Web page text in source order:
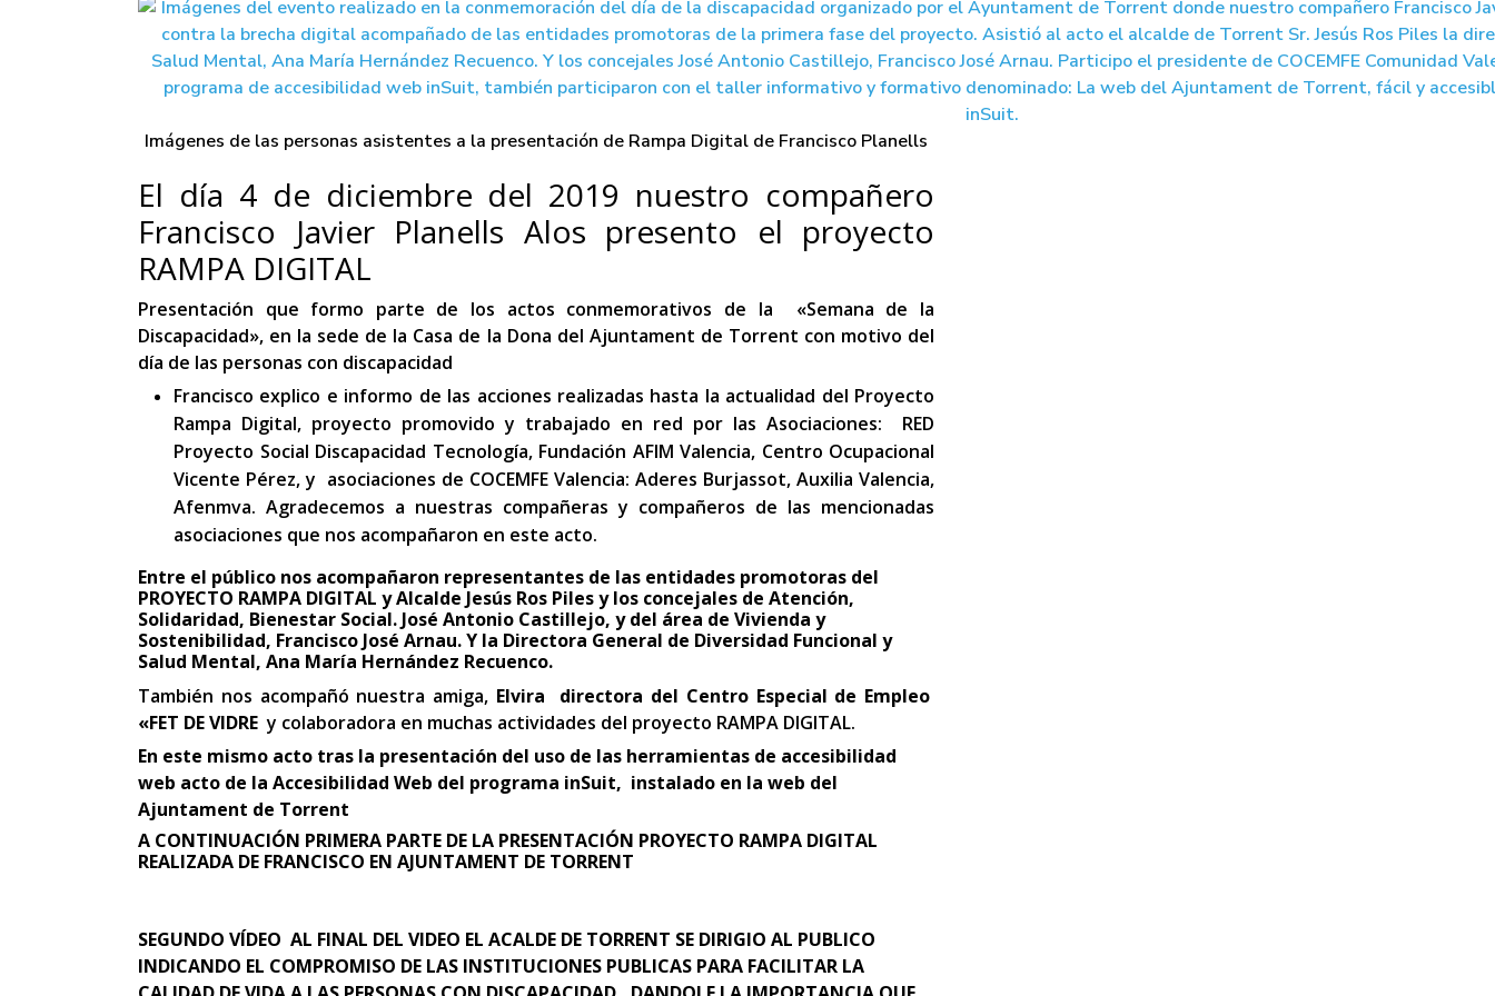
Imágenes de las personas asistentes a la presentación de Rampa Digital de Francisco Planells
El día 4 de diciembre del 2019 nuestro compañero
Francisco Javier Planells Alos presento el proyecto
RAMPA DIGITAL
Presentación que formo parte de los actos conmemorativos de la «Semana de la
Discapacidad», en la sede de la Casa de la Dona del Ajuntament de Torrent con motivo del
día de las personas con discapacidad
Francisco explico e informo de las acciones realizadas hasta la actualidad del Proyecto
Rampa Digital, proyecto promovido y trabajado en red por las Asociaciones: RED
Proyecto Social Discapacidad Tecnología, Fundación AFIM Valencia, Centro Ocupacional
Vicente Pérez, y asociaciones de COCEMFE Valencia: Aderes Burjassot, Auxilia Valencia,
Afenmva. Agradecemos a nuestras compañeras y compañeros de las mencionadas
asociaciones que nos acompañaron en este acto.
Entre el público nos acompañaron representantes de las entidades promotoras del
PROYECTO RAMPA DIGITAL y Alcalde Jesús Ros Piles y los concejales de Atención,
Solidaridad, Bienestar Social. José Antonio Castillejo, y del área de Vivienda y
Sostenibilidad, Francisco José Arnau. Y la Directora General de Diversidad Funcional y
Salud Mental, Ana María Hernández Recuenco.
También nos acompañó nuestra amiga, Elvira directora del Centro Especial de Empleo
«FET DE VIDRE y colaboradora en muchas actividades del proyecto RAMPA DIGITAL.
En este mismo acto tras la presentación del uso de las herramientas de accesibilidad
web acto de la Accesibilidad Web del programa inSuit, instalado en la web del
Ajuntament de Torrent
A CONTINUACIÓN PRIMERA PARTE DE LA PRESENTACIÓN PROYECTO RAMPA DIGITAL
REALIZADA DE FRANCISCO EN AJUNTAMENT DE TORRENT
SEGUNDO VÍDEO AL FINAL DEL VIDEO EL ACALDE DE TORRENT SE DIRIGIO AL PUBLICO
INDICANDO EL COMPROMISO DE LAS INSTITUCIONES PUBLICAS PARA FACILITAR LA